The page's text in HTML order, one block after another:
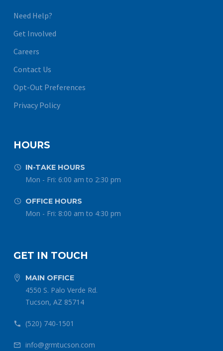
Need Help?
Get Involved
Careers
Contact Us
Opt-Out Preferences
Privacy Policy
HOURS

 IN-TAKE HOURS
Mon - Fri: 6:00 am to 2:30 pm

 OFFICE HOURS
Mon - Fri: 8:00 am to 4:30 pm
GET IN TOUCH

 MAIN OFFICE
4550 S. Palo Verde Rd.
Tucson, AZ 85714

 (520) 740-1501

 info@grmtucson.com